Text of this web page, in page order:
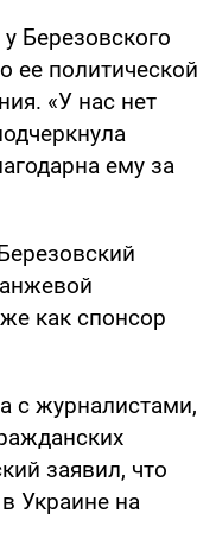
Березовского
ее политической
«У нас нет
ему за
как спонсор
с журналистами,
заявил, что
Украине на